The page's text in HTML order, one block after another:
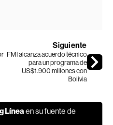
Siguiente
FMI alcanza acuerdo técnico
para un programa de
US$1.900 millones con
Bolivia
Línea en su fuente de